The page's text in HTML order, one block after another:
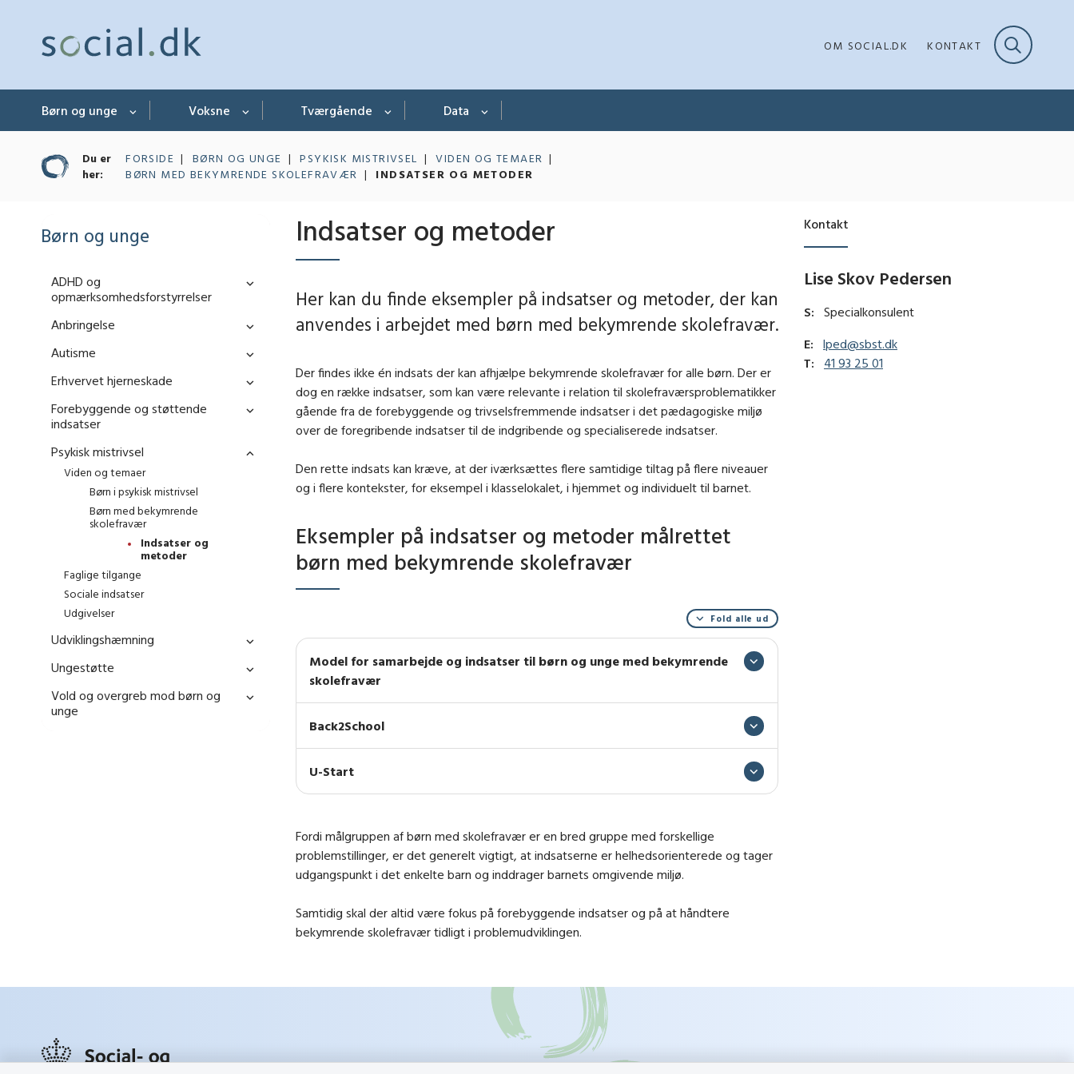
OM SOCIAL.DK KONTAKT
Børn og unge Voksne Tværgående Data
Du er
her:
FORSIDE BØRN OG UNGE PSYKISK MISTRIVSEL
VIDEN OG TEMAER
BØRN MED BEKYMRENDE SKOLEFRAVÆR
INDSATSER OG METODER
Børn og unge
ADHD og
opmærksomhedsforstyrrelser
Anbringelse
Autisme
Erhvervet hjerneskade
Forebyggende og støttende
indsatser
Psykisk mistrivsel
Viden og temaer
Børn i psykisk mistrivsel
Børn med bekymrende
skolefravær
Indsatser og
metoder
Faglige tilgange
Sociale indsatser
Udgivelser
Udviklingshæmning
Ungestøtte
Vold og overgreb mod børn og
unge
Indsatser og metoder
Her kan du finde eksempler på indsatser og metoder, der kan
anvendes i arbejdet med børn med bekymrende skolefravær.
Der findes ikke én indsats der kan afhjælpe bekymrende skolefravær for alle børn. Der er
dog en række indsatser, som kan være relevante i relation til skolefraværsproblematikker
gående fra de forebyggende og trivselsfremmende indsatser i det pædagogiske miljø
over de foregribende indsatser til de indgribende og specialiserede indsatser.
Den rette indsats kan kræve, at der iværksættes flere samtidige tiltag på flere niveauer
og i flere kontekster, for eksempel i klasselokalet, i hjemmet og individuelt til barnet.
Eksempler på indsatser og metoder målrettet
børn med bekymrende skolefravær
Fold alle ud
Model for samarbejde og indsatser til børn og unge med bekymrende
skolefravær
Back2School
U-Start
Fordi målgruppen af børn med skolefravær er en bred gruppe med forskellige
problemstillinger, er det generelt vigtigt, at indsatserne er helhedsorienterede og tager
udgangspunkt i det enkelte barn og inddrager barnets omgivende miljø.
Samtidig skal der altid være fokus på forebyggende indsatser og på at håndtere
bekymrende skolefravær tidligt i problemudviklingen.
Kontakt
Lise Skov Pedersen
S:
Specialkonsulent
E:
lped@sbst.dk
T:
41 93 25 01